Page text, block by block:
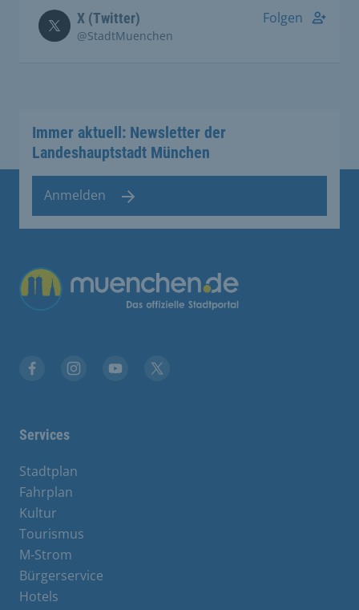
X (Twitter)
@StadtMuenchen
Folgen
Immer aktuell: Newsletter der
Landeshauptstadt München
Anmelden
Übergreifende Links
Services
Stadtplan
Fahrplan
Kultur
Tourismus
M-Strom
Bürgerservice
Hotels